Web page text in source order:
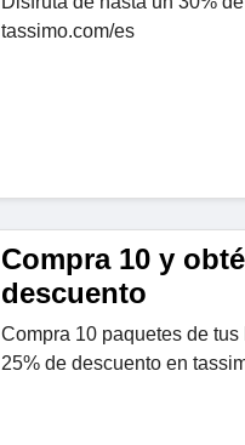
tassimo.com/es
Compra 10 y
descuento
Compra 10 paquetes de
25% de descuento en